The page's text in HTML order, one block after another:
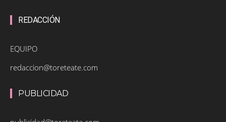
REDACCIÓN
EQUIPO
redaccion@toreteate.com
PUBLICIDAD